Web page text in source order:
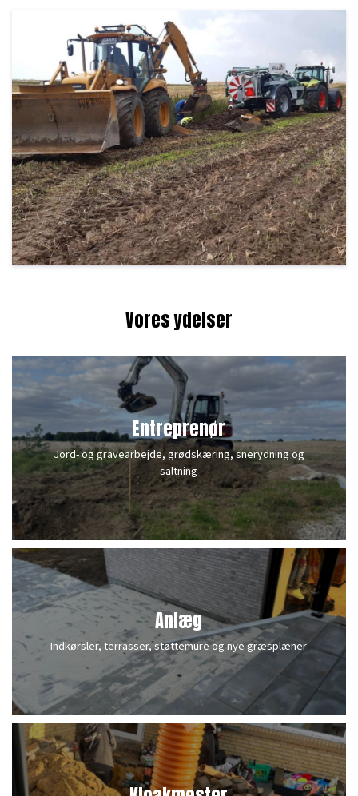
Vores ydelser
Entreprenør
Jord- og gravearbejde, grødskæring, snerydning og
saltning
Anlæg
Indkørsler, terrasser, støttemure og nye græsplæner